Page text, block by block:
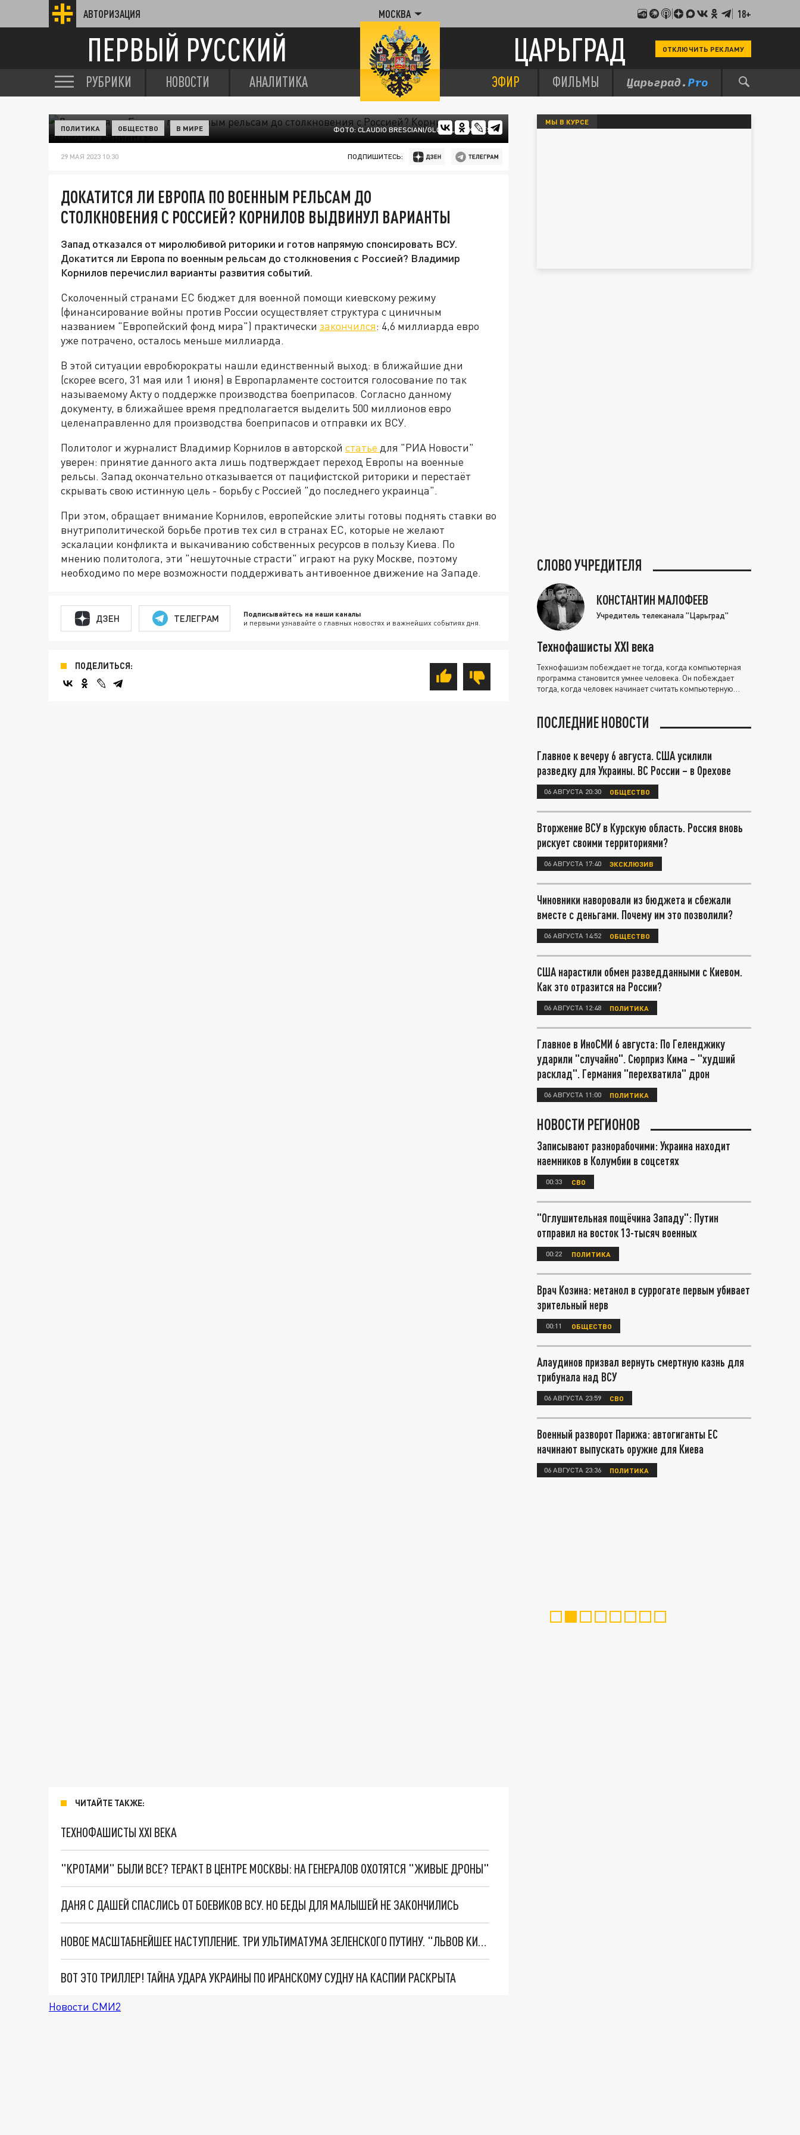
АВТОРИЗАЦИЯ МОСКВА 18+
ПЕРВЫЙ РУССКИЙ ЦАРЬГРАД ОТКЛЮЧИТЬ РЕКЛАМУ
РУБРИКИ НОВОСТИ АНАЛИТИКА ЭФИР ФИЛЬМЫ
ФОТО: CLAUDIO BRESCIANI/GLOBALLOOKPRESS
ПОЛИТИКА ОБЩЕСТВО В МИРЕ
29 МАЯ 2023 10:30 ПОДПИШИТЕСЬ:
ДОКАТИТСЯ ЛИ ЕВРОПА ПО ВОЕННЫМ РЕЛЬСАМ ДО
СТОЛКНОВЕНИЯ С РОССИЕЙ? КОРНИЛОВ ВЫДВИНУЛ ВАРИАНТЫ
Запад отказался от миролюбивой риторики и готов напрямую спонсировать ВСУ.
Докатится ли Европа по военным рельсам до столкновения с Россией? Владимир
Корнилов перечислил варианты развития событий.
Сколоченный странами ЕС бюджет для военной помощи киевскому режиму
(финансирование войны против России осуществляет структура с циничным
названием "Европейский фонд мира") практически закончился: 4,6 миллиарда евро
уже потрачено, осталось меньше миллиарда.
В этой ситуации евробюрократы нашли единственный выход: в ближайшие дни
(скорее всего, 31 мая или 1 июня) в Европарламенте состоится голосование по так
называемому Акту о поддержке производства боеприпасов. Согласно данному
документу, в ближайшее время предполагается выделить 500 миллионов евро
целенаправленно для производства боеприпасов и отправки их ВСУ.
Политолог и журналист Владимир Корнилов в авторской статье для "РИА Новости"
уверен: принятие данного акта лишь подтверждает переход Европы на военные
рельсы. Запад окончательно отказывается от пацифистской риторики и перестаёт
скрывать свою истинную цель - борьбу с Россией "до последнего украинца".
При этом, обращает внимание Корнилов, европейские элиты готовы поднять ставки во
внутриполитической борьбе против тех сил в странах ЕС, которые не желают
эскалации конфликта и выкачиванию собственных ресурсов в пользу Киева. По
мнению политолога, эти "нешуточные страсти" играют на руку Москве, поэтому
необходимо по мере возможности поддерживать антивоенное движение на Западе.
ДЗЕН ТЕЛЕГРАМ Подписывайтесь на наши каналы
и первыми узнавайте о главных новостях и важнейших событиях дня.
ПОДЕЛИТЬСЯ:
ЧИТАЙТЕ ТАКЖЕ:
ТЕХНОФАШИСТЫ XXI ВЕКА
"КРОТАМИ" БЫЛИ ВСЕ? ТЕРАКТ В ЦЕНТРЕ МОСКВЫ: НА ГЕНЕРАЛОВ ОХОТЯТСЯ "ЖИВЫЕ ДРОНЫ"
ДАНЯ С ДАШЕЙ СПАСЛИСЬ ОТ БОЕВИКОВ ВСУ. НО БЕДЫ ДЛЯ МАЛЫШЕЙ НЕ ЗАКОНЧИЛИСЬ
НОВОЕ МАСШТАБНЕЙШЕЕ НАСТУПЛЕНИЕ. ТРИ УЛЬТИМАТУМА ЗЕЛЕНСКОГО ПУТИНУ. "ЛЬВОВ КИМА" ПОСТАВЯТ НА ПВО? ГЛОБАЛЬНЫЙ ПРОРЫВ ПОД ЗАПОРОЖЬЕМ
ВОТ ЭТО ТРИЛЛЕР! ТАЙНА УДАРА УКРАИНЫ ПО ИРАНСКОМУ СУДНУ НА КАСПИИ РАСКРЫТА
Новости СМИ2
МЫ В КУРСЕ
СЛОВО УЧРЕДИТЕЛЯ
КОНСТАНТИН МАЛОФЕЕВ
Учредитель телеканала "Царьград"
Технофашисты XXI века
Технофашизм побеждает не тогда, когда компьютерная
программа становится умнее человека. Он побеждает
тогда, когда человек начинает считать компьютерную
ПОСЛЕДНИЕ НОВОСТИ
Главное к вечеру 6 августа. США усилили
разведку для Украины. ВС России – в Орехове
06 АВГУСТА 20:30 ОБЩЕСТВО
Вторжение ВСУ в Курскую область. Россия вновь
рискует своими территориями?
06 АВГУСТА 17:40 ЭКСКЛЮЗИВ
Чиновники наворовали из бюджета и сбежали
вместе с деньгами. Почему им это позволили?
06 АВГУСТА 14:52 ОБЩЕСТВО
США нарастили обмен разведданными с Киевом.
Как это отразится на России?
06 АВГУСТА 12:48 ПОЛИТИКА
Главное в ИноСМИ 6 августа: По Геленджику
ударили "случайно". Сюрприз Кима – "худший
расклад". Германия "перехватила" дрон
06 АВГУСТА 11:00 ПОЛИТИКА
НОВОСТИ РЕГИОНОВ
Записывают разнорабочими: Украина находит
наемников в Колумбии в соцсетях
00:33 СВО
"Оглушительная пощёчина Западу": Путин
отправил на восток 13-тысяч военных
00:22 ПОЛИТИКА
Врач Козина: метанол в суррогате первым убивает
зрительный нерв
00:11 ОБЩЕСТВО
Алаудинов призвал вернуть смертную казнь для
трибунала над ВСУ
06 АВГУСТА 23:59 СВО
Военный разворот Парижа: автогиганты ЕС
начинают выпускать оружие для Киева
06 АВГУСТА 23:36 ПОЛИТИКА